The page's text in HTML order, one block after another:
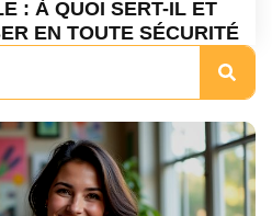
: À QUOI SERT-IL ET
EN TOUTE SÉCURITÉ